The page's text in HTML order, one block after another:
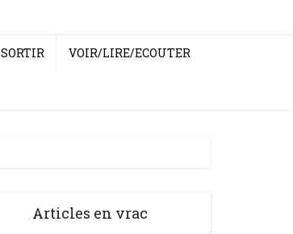
SORTIR VOIR/LIRE/ECOUTER
Articles en vrac